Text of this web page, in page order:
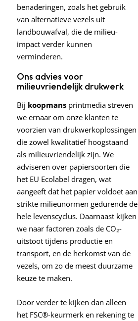
benaderingen, zoals het gebruik
van alternatieve vezels uit
landbouwafval, die de milieu-
impact verder kunnen
verminderen.
Ons advies voor
milieuvriendelijk drukwerk
Bij koopmans printmedia streven
we ernaar om onze klanten te
voorzien van drukwerkoplossingen
die zowel kwalitatief hoogstaand
als milieuvriendelijk zijn. We
adviseren over papiersoorten die
het EU Ecolabel dragen, wat
aangeeft dat het papier voldoet aan
strikte milieunormen gedurende de
hele levenscyclus. Daarnaast kijken
we naar factoren zoals de CO₂-
uitstoot tijdens productie en
transport, en de herkomst van de
vezels, om zo de meest duurzame
keuze te maken.
Door verder te kijken dan alleen
het FSC®-keurmerk en rekening te